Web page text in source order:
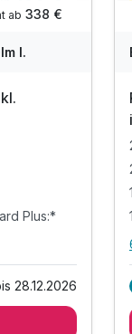
ab 338 €
I.
Plus:*
28.12.2026